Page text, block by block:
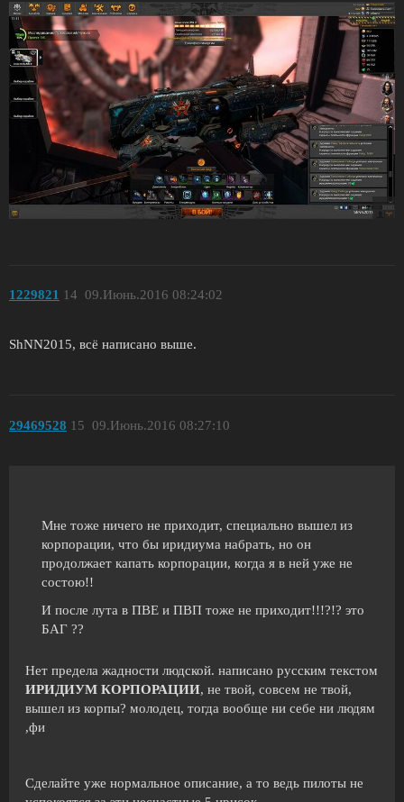
1229821 09.Июнь.2016 08:24:02
14
ShNN2015, всё написано выше.
29469528 09.Июнь.2016 08:27:10
15
Мне тоже ничего не приходит, специально вышел из
корпорации, что бы иридиума набрать, но он
продолжает капать корпорации, когда я в ней уже не
состою!!
И после лута в ПВЕ и ПВП тоже не приходит!!!?!? это
БАГ ??
Нет предела жадности людской. написано русским текстом
ИРИДИУМ КОРПОРАЦИИ, не твой, совсем не твой,
вышел из корпы? молодец, тогда вообще ни себе ни людям
,фи
Сделайте уже нормальное описание, а то ведь пилоты не